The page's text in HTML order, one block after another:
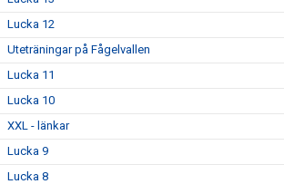
Lucka 12
Uteträningar på Fågelvallen
Lucka 11
Lucka 10
XXL - länkar
Lucka 9
Lucka 8